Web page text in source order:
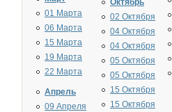
01 Марта
06 Марта
15 Марта
19 Марта
22 Марта
Апрель
09 Апреля
Октябрь
02 Октября
04 Октября
04 Октября
05 Октября
05 Октября
15 Октября
15 Октября